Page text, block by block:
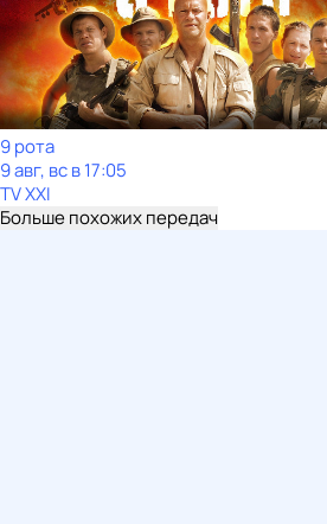
9 рота
9 авг, вс в 17:05
TV XXI
Больше похожих передач